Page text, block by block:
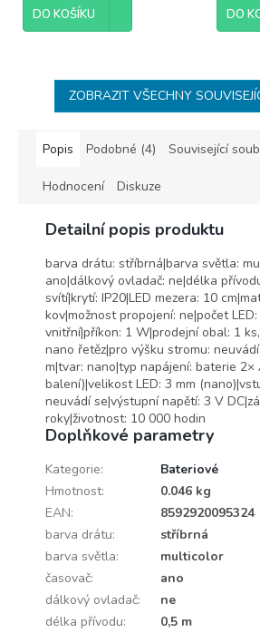
DO KOŠÍKU DO
ZOBRAZIT VŠECHNY
Popis Podobné (4) Související
Hodnocení Diskuze
Detailní popis produktu
barva drátu: stříbrná|barva světla:
ano|dálkový ovladač: ne|délka
svítí|krytí: IP20|LED mezera: 10
kov|možnost propojení: ne|počet
vnitřní|příkon: 1 W|prodejní obal: 1
nano řetěz|pro výšku stromu:
m|tvar: nano|typ napájení: baterie
balení)|velikost LED: 3 mm
neuvádí se|výstupní napětí: 3 V
roky|životnost: 10 000 hodin
Doplňkové parametry
Kategorie:
Bateriové
Hmotnost:
0.046 kg
EAN:
8592920095324
barva drátu:
stříbrná
barva světla:
multicolor
časovač:
ano
dálkový ovladač:
ne
délka přívodu:
0,5 m